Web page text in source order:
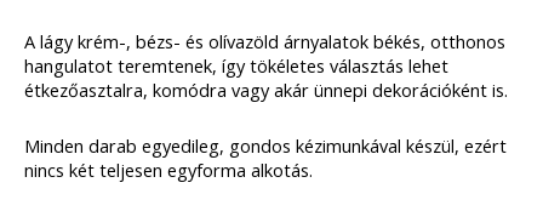
A lágy krém-, bézs- és olívazöld árnyalatok békés, otthonos
hangulatot teremtenek, így tökéletes választás lehet
étkezőasztalra, komódra vagy akár ünnepi dekorációként is.
Minden darab egyedileg, gondos kézimunkával készül, ezért
nincs két teljesen egyforma alkotás.